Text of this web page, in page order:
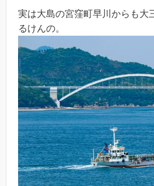
実は大島の宮窪町早川からも大
るけんの。